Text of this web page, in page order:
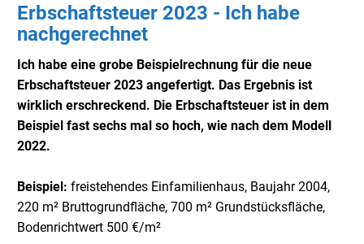
Erbschaftsteuer 2023 - Ich habe
nachgerechnet
Ich habe eine grobe Beispielrechnung für die neue
Erbschaftsteuer 2023 angefertigt. Das Ergebnis ist
wirklich erschreckend. Die Erbschaftsteuer ist in dem
Beispiel fast sechs mal so hoch, wie nach dem Modell
2022.
Beispiel: freistehendes Einfamilienhaus, Baujahr 2004,
220 m² Bruttogrundfläche, 700 m² Grundstücksfläche,
Bodenrichtwert 500 €/m²